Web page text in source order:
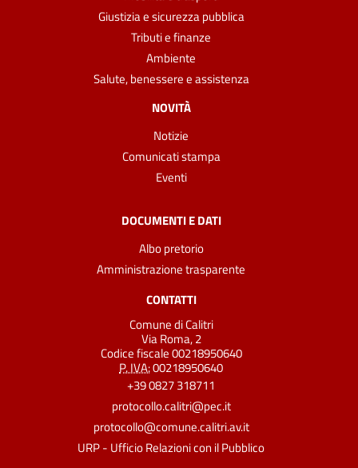
Giustizia e sicurezza pubblica
Tributi e finanze
Ambiente
Salute, benessere e assistenza
NOVITÀ
Notizie
Comunicati stampa
Eventi
DOCUMENTI E DATI
Albo pretorio
Amministrazione trasparente
CONTATTI
Comune di Calitri
Via Roma, 2
Codice fiscale 00218950640
P. IVA:00218950640
+39 0827 318711
protocollo.calitri@pec.it
protocollo@comune.calitri.av.it
URP - Ufficio Relazioni con il Pubblico